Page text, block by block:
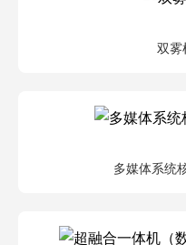
双雾
多媒体系统